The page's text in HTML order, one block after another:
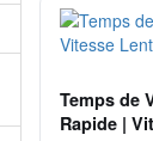
Temps de
Rapide |